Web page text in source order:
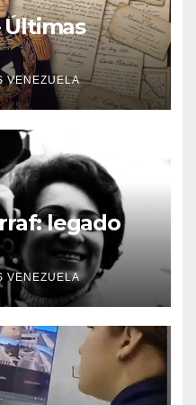
Últimas
VENEZUELA
legado
VENEZUELA